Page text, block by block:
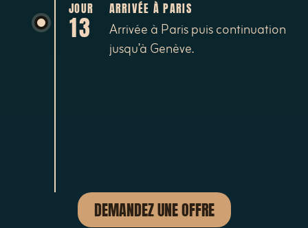
JOUR
13
ARRIVÉE À PARIS
Arrivée à Paris puis continuation
jusqu’à Genève.
DEMANDEZ UNE OFFRE